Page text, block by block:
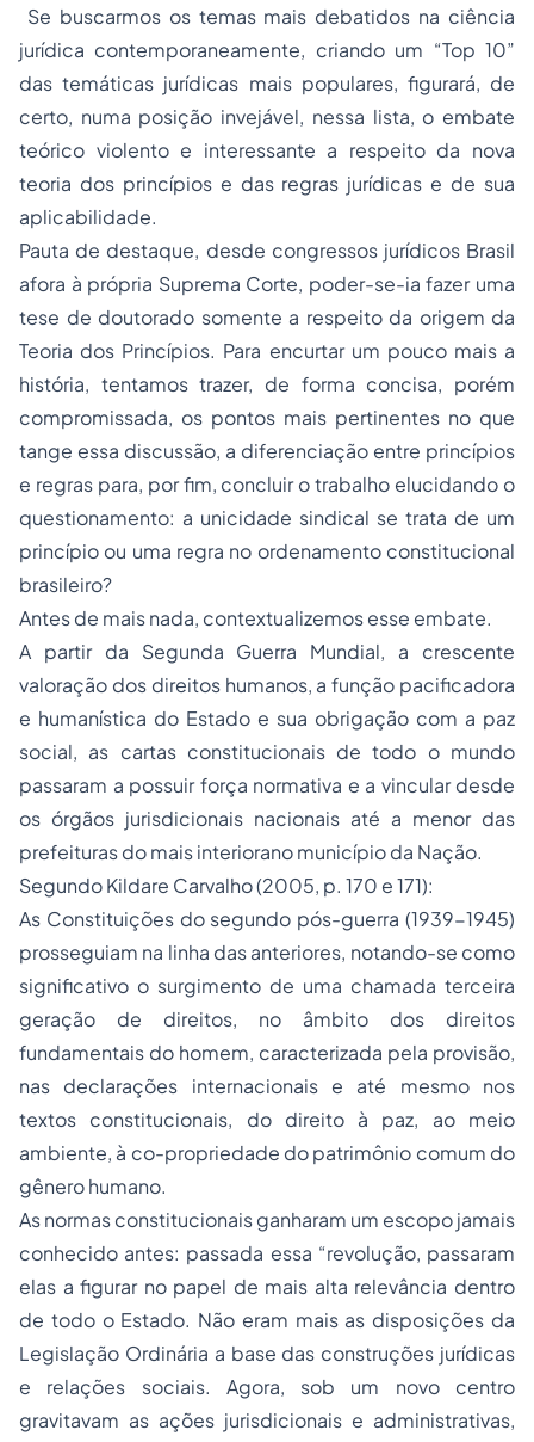
Se buscarmos os temas mais debatidos na ciência
jurídica contemporaneamente, criando um “Top 10”
das temáticas jurídicas mais populares, figurará, de
certo, numa posição invejável, nessa lista, o embate
teórico violento e interessante a respeito da nova
teoria dos princípios e das regras jurídicas e de sua
aplicabilidade.
Pauta de destaque, desde congressos jurídicos Brasil
afora à própria Suprema Corte, poder-se-ia fazer uma
tese de doutorado somente a respeito da origem da
Teoria dos Princípios. Para encurtar um pouco mais a
história, tentamos trazer, de forma concisa, porém
compromissada, os pontos mais pertinentes no que
tange essa discussão, a diferenciação entre princípios
e regras para, por fim, concluir o trabalho elucidando o
questionamento: a unicidade sindical se trata de um
princípio ou uma regra no ordenamento constitucional
brasileiro?
Antes de mais nada, contextualizemos esse embate.
A partir da Segunda Guerra Mundial, a crescente
valoração dos direitos humanos, a função pacificadora
e humanística do Estado e sua obrigação com a paz
social, as cartas constitucionais de todo o mundo
passaram a possuir força normativa e a vincular desde
os órgãos jurisdicionais nacionais até a menor das
prefeituras do mais interiorano município da Nação.
Segundo Kildare Carvalho (2005, p. 170 e 171):
As Constituições do segundo pós-guerra (1939-1945)
prosseguiam na linha das anteriores, notando-se como
significativo o surgimento de uma chamada terceira
geração de direitos, no âmbito dos direitos
fundamentais do homem, caracterizada pela provisão,
nas declarações internacionais e até mesmo nos
textos constitucionais, do direito à paz, ao meio
ambiente, à co-propriedade do patrimônio comum do
gênero humano.
As normas constitucionais ganharam um escopo jamais
conhecido antes: passada essa “revolução, passaram
elas a figurar no papel de mais alta relevância dentro
de todo o Estado. Não eram mais as disposições da
Legislação Ordinária a base das construções jurídicas
e relações sociais. Agora, sob um novo centro
gravitavam as ações jurisdicionais e administrativas,